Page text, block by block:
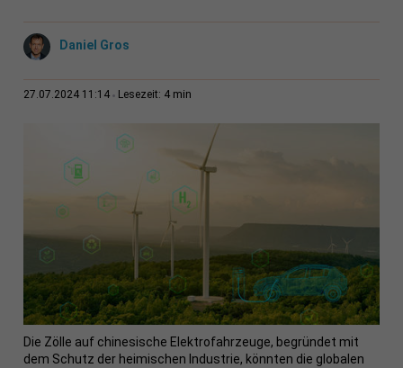
Daniel Gros
27.07.2024 11:14 Lesezeit: 4 min
Die Zölle auf chinesische Elektrofahrzeuge, begründet mit
dem Schutz der heimischen Industrie, könnten die globalen